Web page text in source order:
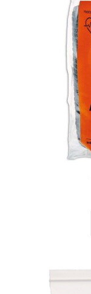
produktet